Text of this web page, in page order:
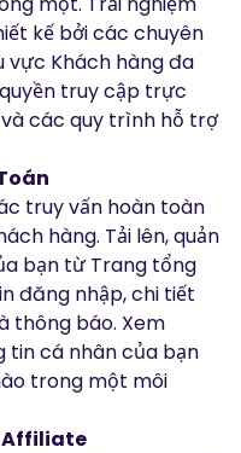
kế bởi các chuyên
vực Khách hàng đa
truy cập trực
các quy trình hỗ trợ
truy vấn hoàn toàn
hàng. Tải lên, quản
bạn từ Trang tổng
đăng nhập, chi tiết
thông báo. Xem
tin cá nhân của bạn
trong một môi
Affiliate